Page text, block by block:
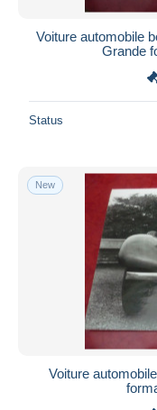
Voiture automobile
Grande
Status
New
Voiture